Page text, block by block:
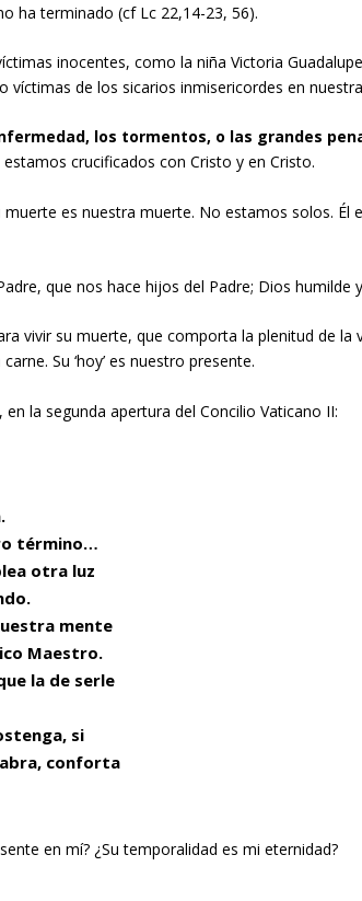
ha terminado (cf Lc 22,14-23, 56).
inocentes, como la niña Victoria
víctimas de los sicarios inmisericordes en
los tormentos, o las grandes
crucificados con Cristo y en Cristo.
muerte es nuestra muerte. No estamos solos. Él
que nos hace hijos del Padre; Dios humilde
vivir su muerte, que comporta la plenitud de la
Su ‘hoy’ es nuestro presente.
la segunda apertura del Concilio Vaticano II:
término…
otra luz
mente
Maestro.
la de serle
si
conforta
en mí? ¿Su temporalidad es mi eternidad?